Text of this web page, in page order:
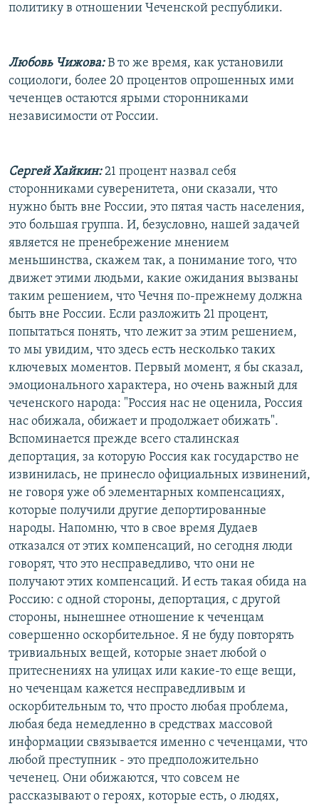
политику в отношении Чеченской республики.
Любовь Чижова:В то же время, как установили
социологи, более 20 процентов опрошенных ими
чеченцев остаются ярыми сторонниками
независимости от России.
Сергей Хайкин:21 процент назвал себя
сторонниками суверенитета, они сказали, что
нужно быть вне России, это пятая часть населения,
это большая группа. И, безусловно, нашей задачей
является не пренебрежение мнением
меньшинства, скажем так, а понимание того, что
движет этими людьми, какие ожидания вызваны
таким решением, что Чечня по-прежнему должна
быть вне России. Если разложить 21 процент,
попытаться понять, что лежит за этим решением,
то мы увидим, что здесь есть несколько таких
ключевых моментов. Первый момент, я бы сказал,
эмоционального характера, но очень важный для
чеченского народа: "Россия нас не оценила, Россия
нас обижала, обижает и продолжает обижать".
Вспоминается прежде всего сталинская
депортация, за которую Россия как государство не
извинилась, не принесло официальных извинений,
не говоря уже об элементарных компенсациях,
которые получили другие депортированные
народы. Напомню, что в свое время Дудаев
отказался от этих компенсаций, но сегодня люди
говорят, что это несправедливо, что они не
получают этих компенсаций. И есть такая обида на
Россию: с одной стороны, депортация, с другой
стороны, нынешнее отношение к чеченцам
совершенно оскорбительное. Я не буду повторять
тривиальных вещей, которые знает любой о
притеснениях на улицах или какие-то еще вещи,
но чеченцам кажется несправедливым и
оскорбительным то, что просто любая проблема,
любая беда немедленно в средствах массовой
информации связывается именно с чеченцами, что
любой преступник - это предположительно
чеченец. Они обижаются, что совсем не
рассказывают о героях, которые есть, о людях,